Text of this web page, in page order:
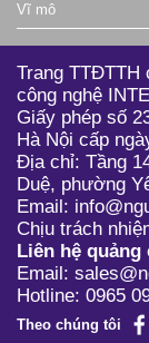
Vĩ mô
Trang TTĐTTH
công nghệ
Giấy phép số
Hà Nội cấp
Địa chỉ: Tầng
Duệ, phường
Email:
Chịu trách
Liên hệ quảng
Email:
Hotline: 0965
Theo chúng tôi